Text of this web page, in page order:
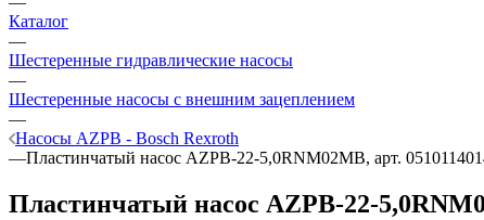
Каталог
—
Шестеренные гидравлические насосы
—
Шестеренные насосы с внешним зацеплением
—
Насосы AZPB - Bosch Rexroth
—Пластинчатый насос AZPB-22-5,0RNM02MB, арт.
Пластинчатый насос AZPB-22-